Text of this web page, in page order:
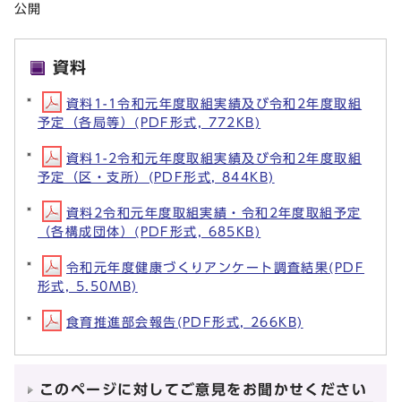
公開
資料
資料1-1令和元年度取組実績及び令和2年度取組
予定（各局等）(PDF形式, 772KB)
資料1-2令和元年度取組実績及び令和2年度取組
予定（区・支所）(PDF形式, 844KB)
資料2令和元年度取組実績・令和2年度取組予定
（各構成団体）(PDF形式, 685KB)
令和元年度健康づくりアンケート調査結果(PDF
形式, 5.50MB)
食育推進部会報告(PDF形式, 266KB)
このページに対してご意見をお聞かせください